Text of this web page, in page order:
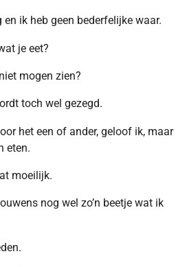
ik heb geen bederfelijke waar.
je eet?
mogen zien?
toch wel gezegd.
het een of ander, geloof ik, maar
eten.
moeilijk.
nog wel zo’n beetje wat ik